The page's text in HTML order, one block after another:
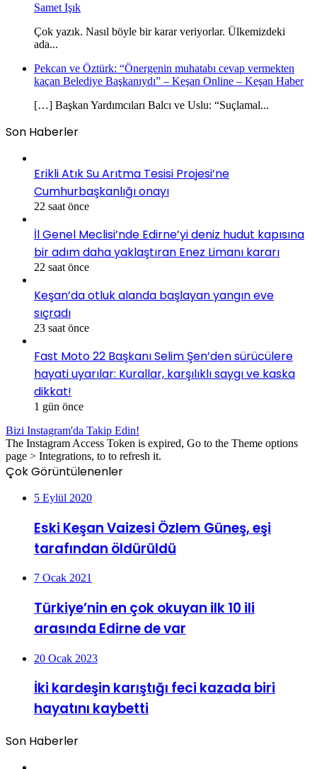
Samet Işık
Çok yazık. Nasıl böyle bir karar veriyorlar. Ülkemizdeki
ada...
Pekcan ve Öztürk: “Önergenin muhatabı cevap vermekten
kaçan Belediye Başkanıydı” – Keşan Online – Keşan Haber
[…] Başkan Yardımcıları Balcı ve Uslu: “Suçlamal...
Son Haberler
Erikli Atık Su Arıtma Tesisi Projesi’ne
Cumhurbaşkanlığı onayı
22 saat önce
İl Genel Meclisi’nde Edirne’yi deniz hudut kapısına
bir adım daha yaklaştıran Enez Limanı kararı
22 saat önce
Keşan’da otluk alanda başlayan yangın eve
sıçradı
23 saat önce
Fast Moto 22 Başkanı Selim Şen’den sürücülere
hayati uyarılar: Kurallar, karşılıklı saygı ve kaska
dikkat!
1 gün önce
Bizi Instagram'da Takip Edin!
The Instagram Access Token is expired, Go to the Theme options
page > Integrations, to to refresh it.
Çok Görüntülenenler
5 Eylül 2020
Eski Keşan Vaizesi Özlem Güneş, eşi
tarafından öldürüldü
7 Ocak 2021
Türkiye’nin en çok okuyan ilk 10 ili
arasında Edirne de var
20 Ocak 2023
İki kardeşin karıştığı feci kazada biri
hayatını kaybetti
Son Haberler